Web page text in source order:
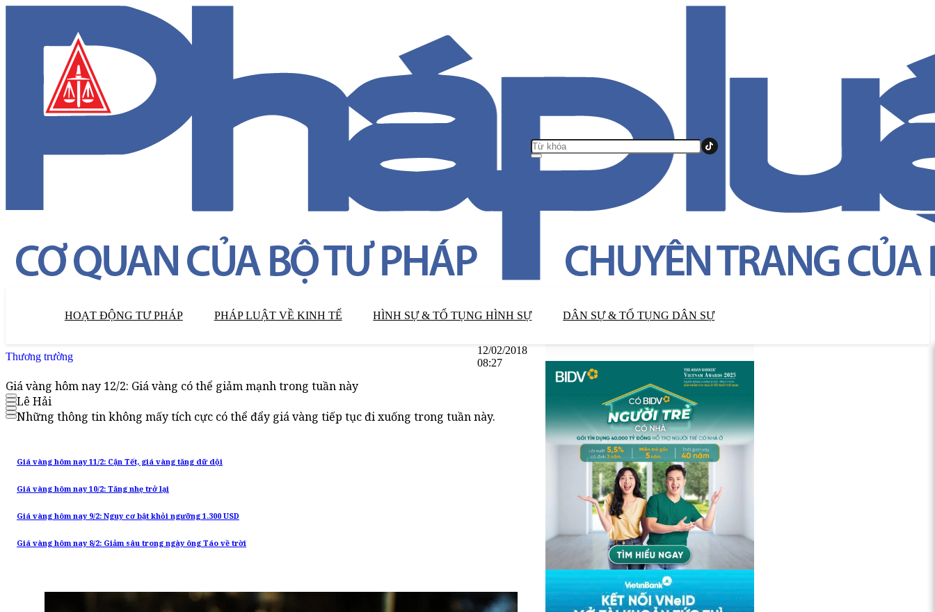
HOẠT ĐỘNG TƯ PHÁP PHÁP LUẬT VỀ KINH TẾ HÌNH SỰ & TỐ TỤNG HÌNH SỰ DÂN SỰ & TỐ TỤNG DÂN SỰ
Thương trường
12/02/2018
08:27
Giá vàng hôm nay 12/2: Giá vàng có thể giảm mạnh trong tuần này
Lê Hải
Những thông tin không mấy tích cực có thể đẩy giá vàng tiếp tục đi xuống trong tuần này.
Giá vàng hôm nay 11/2: Cận Tết, giá vàng tăng dữ dội
Giá vàng hôm nay 10/2: Tăng nhẹ trở lại
Giá vàng hôm nay 9/2: Nguy cơ bật khỏi ngưỡng 1.300 USD
Giá vàng hôm nay 8/2: Giảm sâu trong ngày ông Táo về trời